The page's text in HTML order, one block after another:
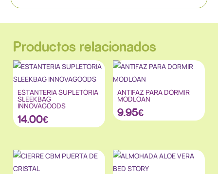
Productos relacionados
ESTANTERIA SUPLETORIA
SLEEKBAG
INNOVAGOODS
14.00€
ANTIFAZ PARA DORMIR
MODLOAN
9.95€